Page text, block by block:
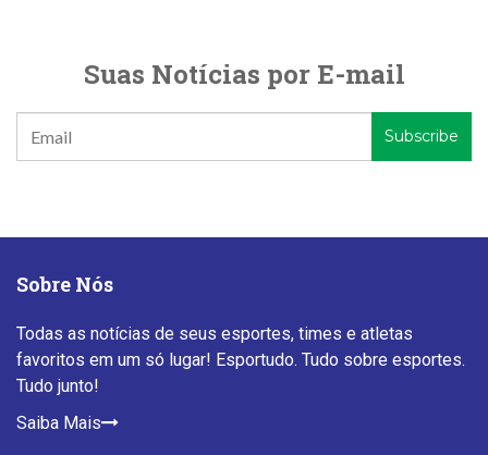
Suas Notícias por E-mail
Sobre Nós
Todas as notícias de seus esportes, times e atletas
favoritos em um só lugar! Esportudo. Tudo sobre esportes.
Tudo junto!
Saiba Mais